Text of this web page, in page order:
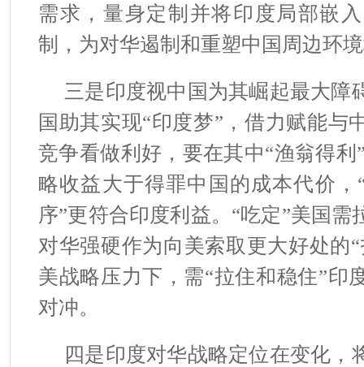
需求，量身定制并将印度局部嵌
制，为对华遏制和重塑中国周边环
三是印度视中国为其崛起最大障
国助其实现“印度梦”，借力赋能与
竞争看做利好，要在其中“渔翁得
略收益大于得罪中国的成本代价，
序”更符合印度利益。“吃定”美国
对华强硬作为向美索取更大好处的
美战略压力下，需“拉住和稳住”印
对冲。
四是印度对华战略定位在变化，